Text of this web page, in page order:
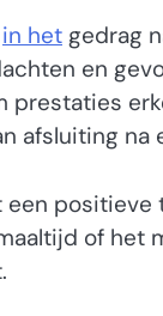
in het gedrag
en
afsluiting na
positieve
of het